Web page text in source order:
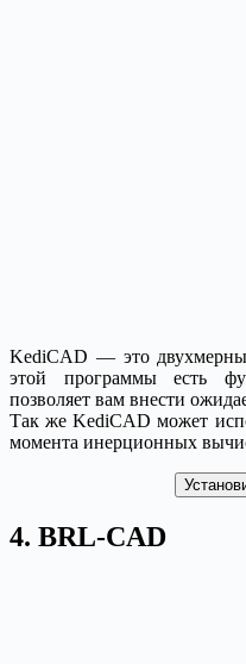
KediCAD — это
этой программы есть
позволяет вам внести
Так же KediCAD может
момента инерционных
4. BRL-CAD